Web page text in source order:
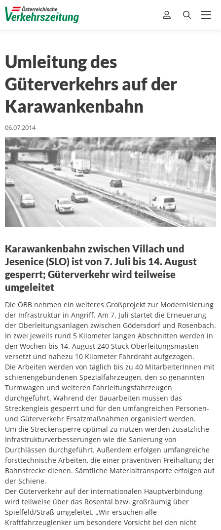
Umleitung des
Güterverkehrs auf der
Karawankenbahn
06.07.2014
Karawankenbahn zwischen Villach und
Jesenice (SLO) ist von 7. Juli bis 14. August
gesperrt; Güterverkehr wird teilweise
umgeleitet
Die ÖBB nehmen ein weiteres Großprojekt zur Modernisierung
der Infrastruktur in Angriff. Am 7. Juli startet die Erneuerung
der Oberleitungsanlagen zwischen Gödersdorf und Rosenbach.
In zwei jeweils rund 5 Kilometer langen Abschnitten werden in
den Wochen bis 14. August 240 Stück Oberleitungsmasten
versetzt und nahezu 10 Kilometer Fahrdraht aufgezogen.
Die Arbeiten werden von täglich bis zu 40 MitarbeiterInnen mit
schienengebundenen Spezialfahrzeugen, den so genannten
Turmwagen und weiteren Fahrleitungsfahrzeugen
durchgeführt. Während der Bauarbeiten müssen das
Streckengleis gesperrt und für den umfangreichen Personen-
und Güterverkehr Ersatzmaßnahmen organisiert werden.
Um die Streckensperre optimal zu nützen werden zusätzliche
Infrastrukturverbesserungen wie die Sanierung von
Durchlässen durchgeführt. Außerdem erfolgen umfangreiche
forsttechnische Arbeiten, die einer präventiven Freihaltung der
Bahnstrecke dienen. Sämtliche Materialtransporte erfolgen auf
der Schiene.
Der Güterverkehr auf der internationalen Hauptverbindung
wird teilweise über das Rosental bzw. großräumig über
Spielfeld/Straß umgeleitet. „Wir ersuchen alle
Kraftfahrzeuglenker um besondere Vorsicht bei den nicht